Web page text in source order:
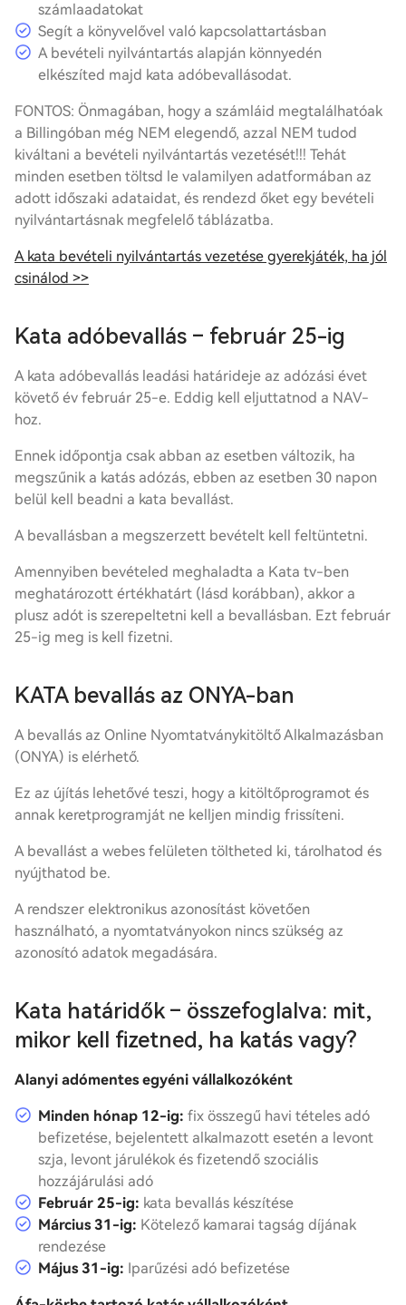
számlaadatokat
Segít a könyvelővel való kapcsolattartásban
A bevételi nyilvántartás alapján könnyedén
elkészíted majd kata adóbevallásodat.
FONTOS: Önmagában, hogy a számláid megtalálhatóak
a Billingóban még NEM elegendő, azzal NEM tudod
kiváltani a bevételi nyilvántartás vezetését!!! Tehát
minden esetben töltsd le valamilyen adatformában az
adott időszaki adataidat, és rendezd őket egy bevételi
nyilvántartásnak megfelelő táblázatba.
A kata bevételi nyilvántartás vezetése gyerekjáték, ha jól
csinálod >>
Kata adóbevallás – február 25-ig
A kata adóbevallás leadási határideje az adózási évet
követő év február 25-e. Eddig kell eljuttatnod a NAV-
hoz.
Ennek időpontja csak abban az esetben változik, ha
megszűnik a katás adózás, ebben az esetben 30 napon
belül kell beadni a kata bevallást.
A bevallásban a megszerzett bevételt kell feltüntetni.
Amennyiben bevételed meghaladta a Kata tv-ben
meghatározott értékhatárt (lásd korábban), akkor a
plusz adót is szerepeltetni kell a bevallásban. Ezt február
25-ig meg is kell fizetni.
KATA bevallás az ONYA-ban
A bevallás az Online Nyomtatványkitöltő Alkalmazásban
(ONYA) is elérhető.
Ez az újítás lehetővé teszi, hogy a kitöltőprogramot és
annak keretprogramját ne kelljen mindig frissíteni.
A bevallást a webes felületen töltheted ki, tárolhatod és
nyújthatod be.
A rendszer elektronikus azonosítást követően
használható, a nyomtatványokon nincs szükség az
azonosító adatok megadására.
Kata határidők – összefoglalva: mit,
mikor kell fizetned, ha katás vagy?
Alanyi adómentes egyéni vállalkozóként
Minden hónap 12-ig: fix összegű havi tételes adó
befizetése, bejelentett alkalmazott esetén a levont
szja, levont járulékok és fizetendő szociális
hozzájárulási adó
Február 25-ig: kata bevallás készítése
Március 31-ig: Kötelező kamarai tagság díjának
rendezése
Május 31-ig: Iparűzési adó befizetése